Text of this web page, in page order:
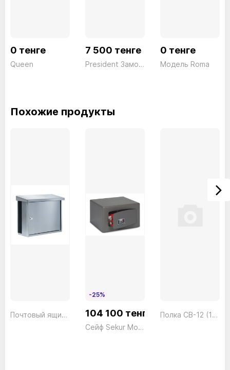
0 тенге
Queen
7 500 тенге
President Замок для сейфа серии SS
0 тенге
Модель Roma
Похожие продукты
Почтовый ящик Hansea 3816 NI
-25%
104 100 тенге
Сейф Sekur Moby Key SMKO/2 Ключ серый Technomax 11кг
Полка CB-12 (1шт.)